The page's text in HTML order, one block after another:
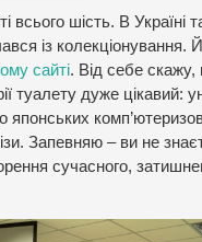
всього шість. В Україні
із колекціонування.
сайті. Від себе
туалету дуже цікавий:
японських
Запевняю – ви не
сучасного,